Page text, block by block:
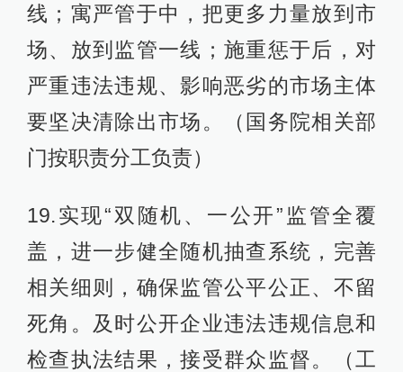
线；寓严管于中，把更多力量放到市
场、放到监管一线；施重惩于后，对
严重违法违规、影响恶劣的市场主体
要坚决清除出市场。（国务院相关部
门按职责分工负责）
19.实现“双随机、一公开”监管全覆
盖，进一步健全随机抽查系统，完善
相关细则，确保监管公平公正、不留
死角。及时公开企业违法违规信息和
检查执法结果，接受群众监督。（工